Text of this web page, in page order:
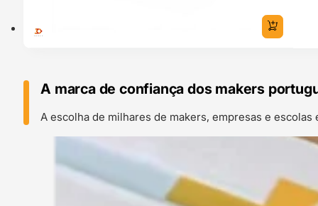
A marca de confiança dos makers
A escolha de milhares de makers, empresas e escolas